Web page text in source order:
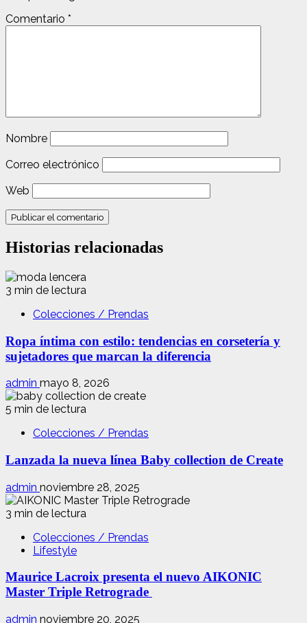
Comentario *
Nombre
Correo electrónico
Web
Historias relacionadas
3 min de lectura
Colecciones / Prendas
Ropa íntima con estilo: tendencias en corsetería y
sujetadores que marcan la diferencia
admin mayo 8, 2026
5 min de lectura
Colecciones / Prendas
Lanzada la nueva línea Baby collection de Create
admin noviembre 28, 2025
3 min de lectura
Colecciones / Prendas
Lifestyle
Maurice Lacroix presenta el nuevo AIKONIC
Master Triple Retrograde
admin noviembre 20, 2025